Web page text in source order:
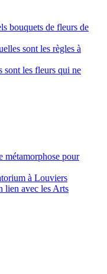
bouquets de fleurs de
sont les règles à
sont les fleurs qui ne
métamorphose pour
à Louviers
lien avec les Arts